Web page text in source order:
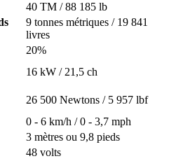
40 TM / 88 185 lb
9 tonnes métriques / 19 841
livres
20%
16 kW / 21,5 ch
26 500 Newtons / 5 957 lbf
0 - 6 km/h / 0 - 3,7 mph
3 mètres ou 9,8 pieds
48 volts